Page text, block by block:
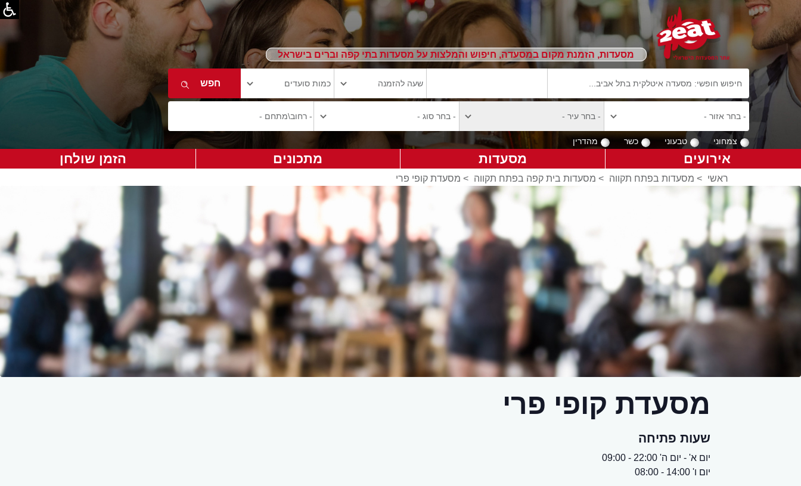
מסעדות, הזמנת מקום במסעדה, חיפוש והמלצות על מסעדות בתי קפה וברים בישראל
צמחוני טבעוני כשר מהדרין
אירועים מסעדות מתכונים הזמן שולחן
ראשי > מסעדות בפתח תקווה > מסעדות בית קפה בפתח תקווה > מסעדת קופי פרי
מסעדת קופי פרי
שעות פתיחה
יום א' - יום ה' 22:00 - 09:00
יום ו' 14:00 - 08:00